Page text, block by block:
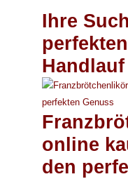
Ihre
online
den